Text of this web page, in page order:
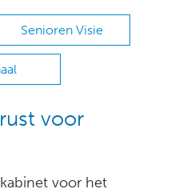
Senioren Visie
voor
voor het